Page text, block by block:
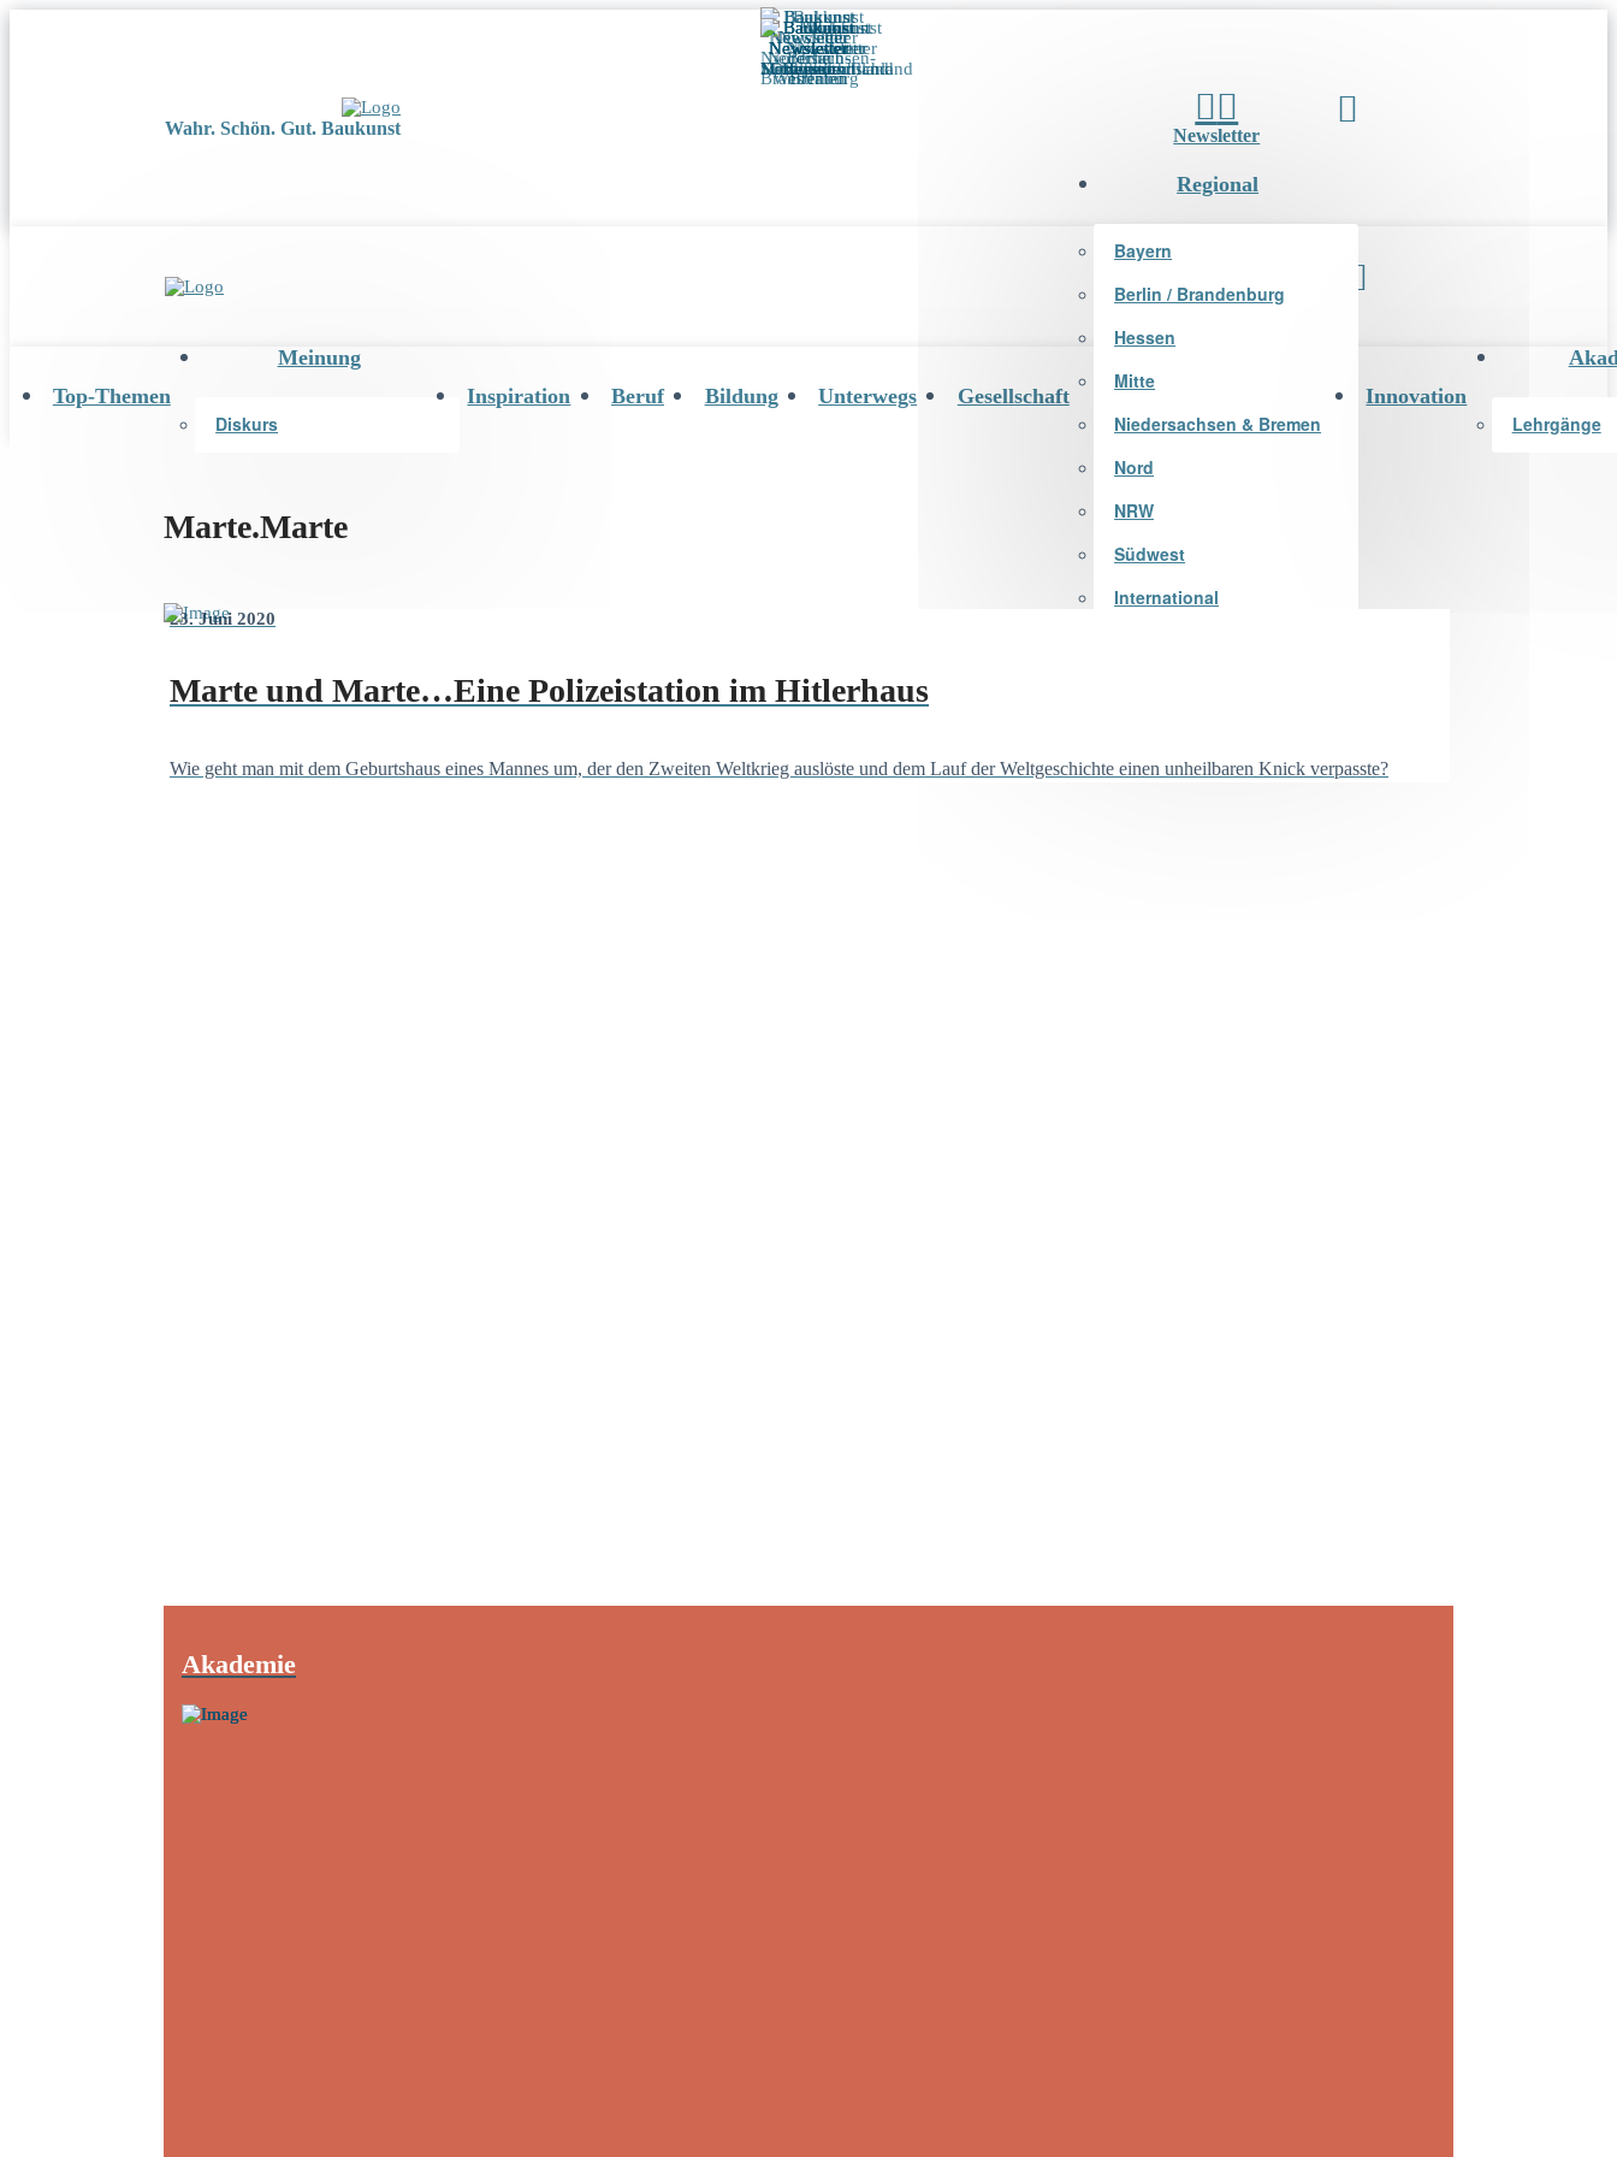
Wahr. Schön. Gut. Baukunst Newsletter
Newsletter
Top-Themen
Meinung
Diskurs
Inspiration Beruf Bildung Unterwegs Gesellschaft
Regional
Bayern
Berlin / Brandenburg
Hessen
Mitte
Niedersachsen & Bremen
Nord
NRW
Südwest
International
Innovation
Lehrgänge
Marte.Marte
23. Juni 2020
Marte und Marte…Eine Polizeistation im Hitlerhaus
Wie geht man mit dem Geburtshaus eines Mannes um, der den Zweiten Weltkrieg auslöste und dem Lauf der Weltgeschichte einen unheilbaren Knick verpasste?
Akademie